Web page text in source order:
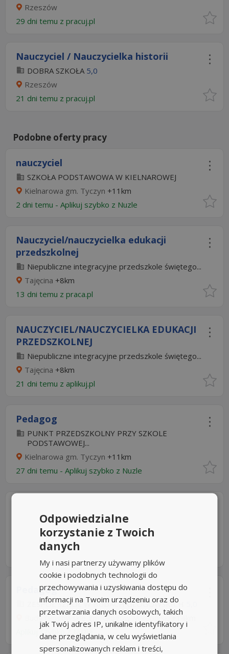
Rzeszów
29 dni temu z pracuj.pl
Nauczyciel / Nauczycielka historii
DOBRA SZKOŁA 5,0
Rzeszów
21 dni temu z pracuj.pl
Podobne oferty pracy
nauczyciel
SZKOŁA PODSTAWOWA W KIELNAROWEJ
Kielnarowa gm. Tyczyn +11km
2 dni temu - Aplikuj szybko z Nuzle
Nauczyciel/nauczycielka edukacji
przedszkolnej
Niepubliczne integracyjne przedszkole świętego...
Tajęcina +8km
13 dni temu z praca.pl
NAUCZYCIEL/NAUCZYCIELKA EDUKACJI
PRZEDSZKOLNEJ
Niepubliczne integracyjne przedszkole świętego...
Tajęcina +8km
21 dni temu z aplikuj.pl
Pedagog
PUNKT PRZEDSZKOLNY PRZY SZKOLE
PODSTAWOWEJ...
Kielnarowa gm. Tyczyn +11km
27 dni temu - Aplikuj szybko z Nuzle
Pedagog
ZESPÓŁ SZKÓŁ W BUDACH GŁOGOWSKICH
Budy Głogowskie gm. Głogów Małopolski+14km
Aplikuj szybko z Nuzle
Odpowiedzialne
korzystanie z Twoich
danych
My i nasi partnerzy używamy plików
cookie i podobnych technologii do
przechowywania i uzyskiwania dostępu do
informacji na Twoim urządzeniu oraz do
przetwarzania danych osobowych, takich
jak Twój adres IP, unikalne identyfikatory i
dane przeglądania, w celu wyświetlania
spersonalizowanych reklam i treści,